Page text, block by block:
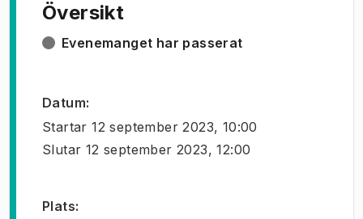
Översikt
Evenemanget har passerat
Datum:
Startar 12 september 2023, 10:00
Slutar 12 september 2023, 12:00
Plats: